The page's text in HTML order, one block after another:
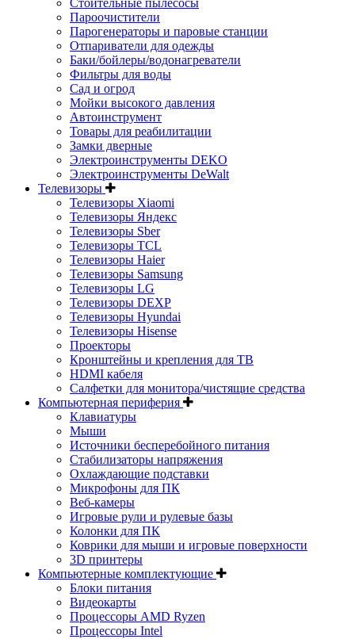
Пароочистители
Парогенераторы и паровые станции
Отпариватели для одежды
Баки/бойлеры/водонагреватели
Фильтры для воды
Сад и огрод
Мойки высокого давления
Автоинструмент
Товары для реабилитации
Замки дверные
Электроинструменты DEKO
Электроинструменты DeWalt
Телевизоры
Телевизоры Xiaomi
Телевизоры Яндекс
Телевизоры Sber
Телевизоры TCL
Телевизоры Haier
Телевизоры Samsung
Телевизоры LG
Телевизоры DEXP
Телевизоры Hyundai
Телевизоры Hisense
Проекторы
Кронштейны и крепления для ТВ
HDMI кабеля
Салфетки для монитора/чистящие средства
Компьютерная периферия
Клавиатуры
Мыши
Источники бесперебойного питания
Стабилизаторы напряжения
Охлаждающие подставки
Микрофоны для ПК
Веб-камеры
Игровые рули и рулевые базы
Колонки для ПК
Коврики для мыши и игровые поверхности
3D принтеры
Компьютерные комплектующие
Блоки питания
Видеокарты
Процессоры AMD Ryzen
Процессоры Intel